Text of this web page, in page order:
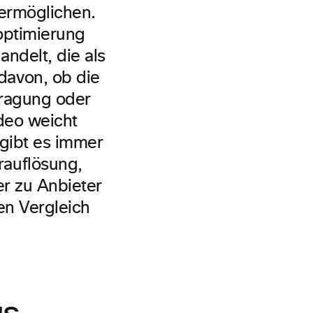
die als
ob die
oder
weicht
es immer
zu Anbieter
Vergleich